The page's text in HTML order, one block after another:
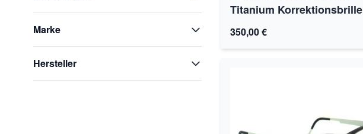
Marke
Hersteller
Titanium Korrektionsbrille
350,00 €